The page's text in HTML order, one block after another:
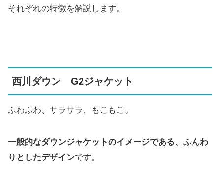
それぞれの特徴を解説します。
西川ダウン G2ジャケット
ふわふわ、サラサラ、もこもこ。
一般的なダウンジャケットのイメージである、ふんわ
りとしたデザインです。